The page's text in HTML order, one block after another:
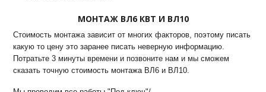
МОНТАЖ ВЛ6 КВТ И ВЛ10
Стоимость монтажа зависит от многих факторов, поэтому писать
какую то цену это заранее писать неверную информацию.
Потратьте 3 минуты времени и позвоните нам и мы сможем
сказать точную стоимость монтажа ВЛ6 и ВЛ10.